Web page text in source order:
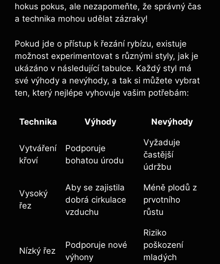
hokus pokus, ale nezapomeňte, že správný čas
a technika mohou udělat zázraky!
Pokud jde o přístup k řezání rybízu, existuje
možnost experimentovat s různými styly, jak je
ukázáno v následující tabulce. Každý styl má
své výhody a nevýhody, a tak si můžete vybrat
ten, který nejlépe vyhovuje vašim potřebám:
Technika Výhody Nevýhody
Vytváření
křoví
Podporuje
bohatou úrodu
Vyžaduje
častější
údržbu
Vysoký
řez
Aby se zajistila
dobrá cirkulace
vzduchu
Méně plodů z
prvotního
růstu
Nízký řez
Podporuje nové
výhony
Riziko
poškození
mladých